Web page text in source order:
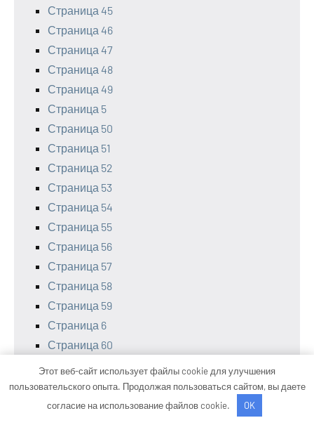
Страница 45
Страница 46
Страница 47
Страница 48
Страница 49
Страница 5
Страница 50
Страница 51
Страница 52
Страница 53
Страница 54
Страница 55
Страница 56
Страница 57
Страница 58
Страница 59
Страница 6
Страница 60
Страница 61
Страница 62
Страница 63
Этот веб-сайт использует файлы cookie для улучшения
пользовательского опыта. Продолжая пользоваться сайтом, вы даете
согласие на использование файлов cookie.
OK